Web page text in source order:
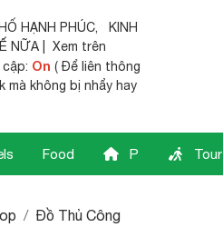
HẠNH PHÚC,
KINH
NỮA | Xem trên
On ( Để liên thông
mà không bị nhẩy hay
Food P Tour
Đồ Thủ Công